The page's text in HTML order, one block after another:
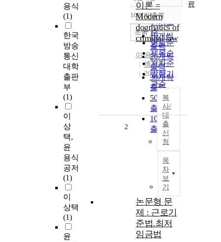
용식
(1)
한국
방송
통신
대학
출판
부
(1)
이
상
택,
윤
용식
공저
(1)
이
상택
(1)
윤
순
인기도
순
연도순
제목순
저자순
발행기
관순
내림차순
10개씩 출력
10개씩
출력
20개씩
출력
30개씩
출력
50개씩
출력
100개씩
출력
조회
이론 =
Modern
dogmatics of
criminal law
이 용식
博英社
2008
복
사/
대
출
신
청
목
차
보
기
2
논문형 문
제 : 근로기
준법.최저
임금법
료